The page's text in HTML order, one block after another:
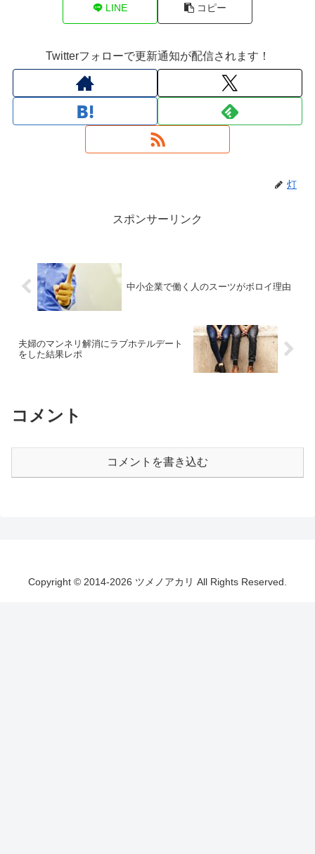
LINE コピー
Twitterフォローで更新通知が配信されます！
灯
スポンサーリンク
中小企業で働く人のスーツがボロイ理由
夫婦のマンネリ解消にラブホテルデート
をした結果レポ
コメント
コメントを書き込む
Copyright © 2014-2026 ツメノアカリ All Rights Reserved.